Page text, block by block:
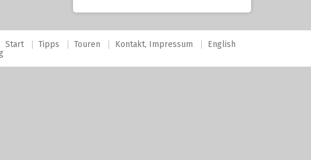
Start Tipps Touren Kontakt, Impressum
English